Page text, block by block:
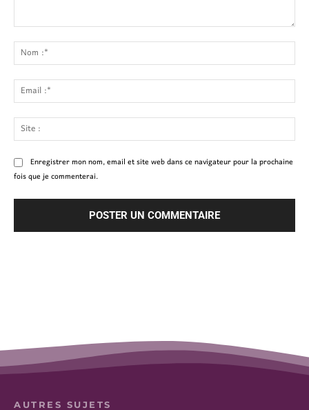
:
:*
:*
:
Enregistrer mon nom, email et site web dans ce navigateur pour la prochaine
fois que je commenterai.
AUTRES SUJETS